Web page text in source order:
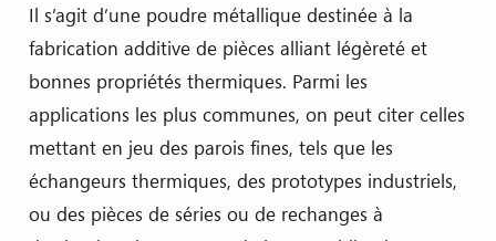
Il s’agit d’une poudre métallique destinée à la
fabrication additive de pièces alliant légèreté et
bonnes propriétés thermiques. Parmi les
applications les plus communes, on peut citer celles
mettant en jeu des parois fines, tels que les
échangeurs thermiques, des prototypes industriels,
ou des pièces de séries ou de rechanges à